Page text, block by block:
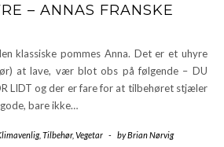
– ANNAS FRANSKE
klassiske pommes Anna. Det er et uhyre
at lave, vær blot obs på følgende – DU
LIDT og der er fare for at tilbehøret stjæler
bare ikke…
, Tilbehør, Vegetar - byBrian Nørvig